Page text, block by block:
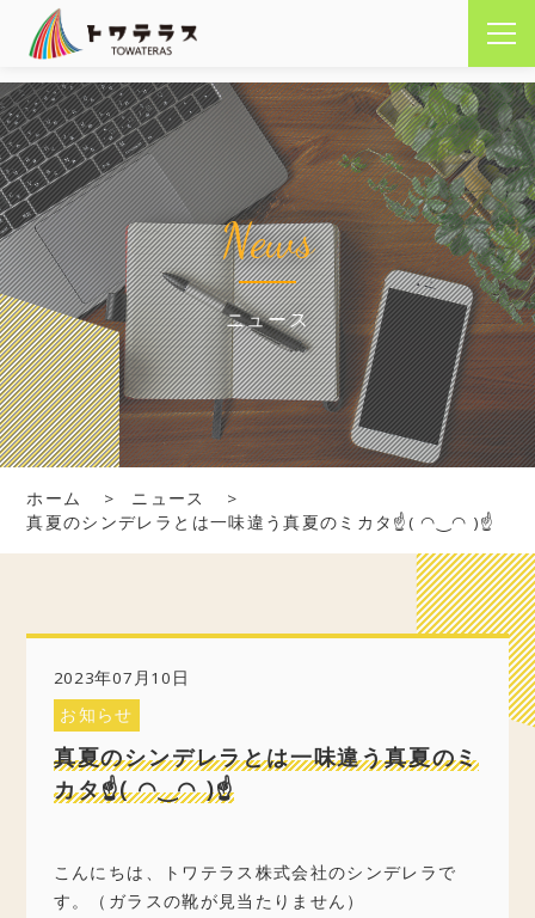
News
ニュース
ホーム
ニュース
真夏のシンデレラとは一味違う真夏のミカタ☝( ◠‿◠ )☝
2023年07月10日
お知らせ
真夏のシンデレラとは一味違う真夏のミ
カタ☝( ◠‿◠ )☝
こんにちは、トワテラス株式会社のシンデレラで
す。（ガラスの靴が見当たりません）